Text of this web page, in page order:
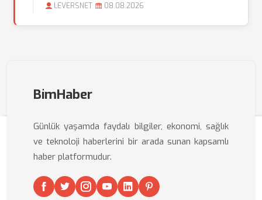
LEVERSNET 08.08.2026
BimHaber
Günlük yaşamda faydalı bilgiler, ekonomi, sağlık
ve teknoloji haberlerini bir arada sunan kapsamlı
haber platformudur.